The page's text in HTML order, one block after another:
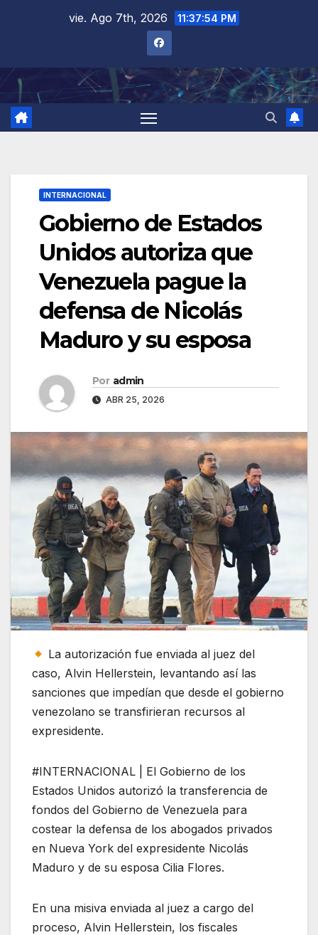
vie. Ago 7th, 2026 11:37:55 PM
INTERNACIONAL
Gobierno de Estados
Unidos autoriza que
Venezuela pague la
defensa de Nicolás
Maduro y su esposa
Por admin
ABR 25, 2026
La autorización fue enviada al juez del
caso, Alvin Hellerstein, levantando así las
sanciones que impedían que desde el gobierno
venezolano se transfirieran recursos al
expresidente.
#INTERNACIONAL | El Gobierno de los
Estados Unidos autorizó la transferencia de
fondos del Gobierno de Venezuela para
costear la defensa de los abogados privados
en Nueva York del expresidente Nicolás
Maduro y de su esposa Cilia Flores.
En una misiva enviada al juez a cargo del
proceso, Alvin Hellerstein, los fiscales